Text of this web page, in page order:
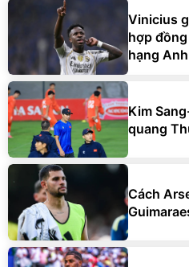
Vinicius
hợp
hạng Anh
Kim
quang
Cách